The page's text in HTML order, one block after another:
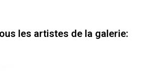
les artistes de la galerie: